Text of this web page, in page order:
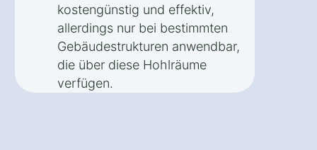
kostengünstig und effektiv,
allerdings nur bei bestimmten
Gebäudestrukturen anwendbar,
die über diese Hohlräume
verfügen.